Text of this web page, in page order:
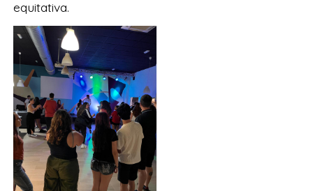
equitativa.